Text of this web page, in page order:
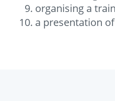
organising a
a presentation